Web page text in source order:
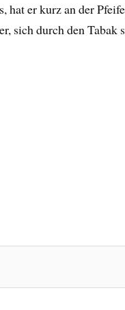
hat er kurz an der
sich durch den Tabak